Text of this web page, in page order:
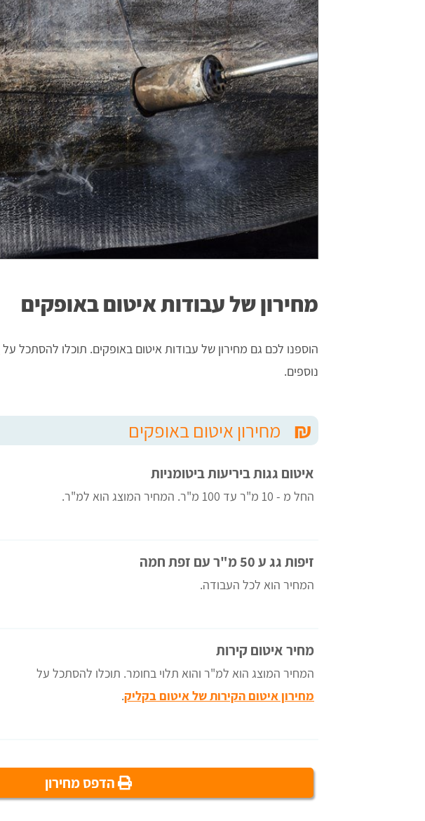
מחירון של עבודות איטום באופקים
הוספנו לכם גם מחירון של עבודות איטום באופקים. תוכלו להסתכל על
נוספים.
₪ מחירון איטום באופקים
איטום גגות ביריעות ביטומניות
החל מ - 10 מ"ר עד 100 מ"ר. המחיר המוצג הוא למ"ר.
זיפות גג ע 50 מ"ר עם זפת חמה
המחיר הוא לכל העבודה.
מחיר איטום קירות
המחיר המוצג הוא למ"ר והוא תלוי בחומר. תוכלו להסתכל על
מחירון איטום הקירות של איטום בקליק.
הדפס מחירון
אודי